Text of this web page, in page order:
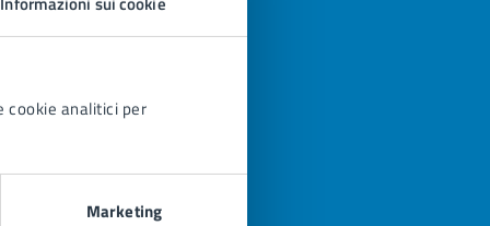
cookie analitici per
Marketing